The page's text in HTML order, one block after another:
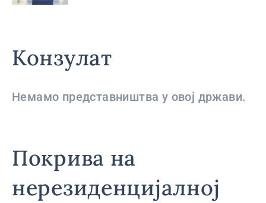
Конзулат
Немамо представништва у овој држави.
Покрива на
нерезиденцијалној